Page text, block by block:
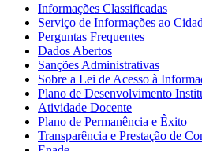
Informações Classificadas
Serviço de Informações ao
Perguntas Frequentes
Dados Abertos
Sanções Administrativas
Sobre a Lei de Acesso à
Plano de Desenvolvimento
Atividade Docente
Plano de Permanência e Êxito
Transparência e Prestação de